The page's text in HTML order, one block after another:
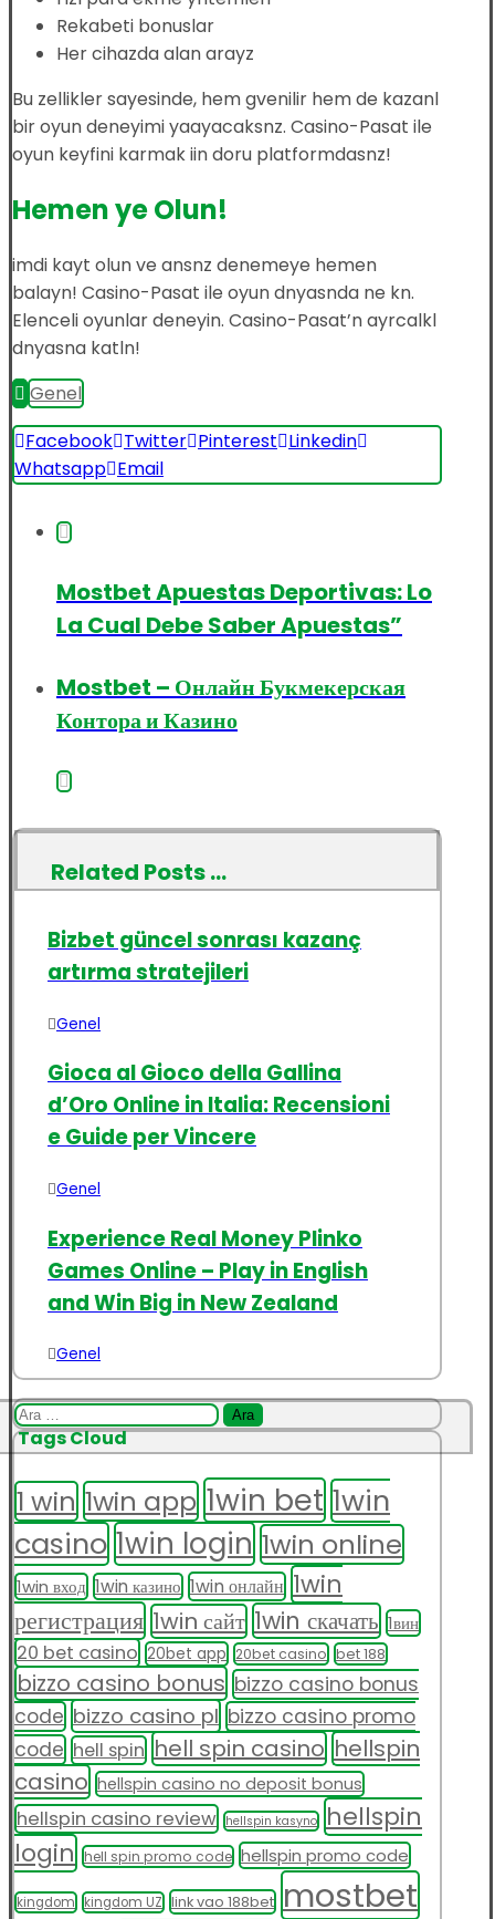
Rekabeti bonuslar
Her cihazda alan arayz
Bu zellikler sayesinde, hem gvenilir hem de kazanl
bir oyun deneyimi yaayacaksnz. Casino-Pasat ile
oyun keyfini karmak iin doru platformdasnz!
Hemen ye Olun!
imdi kayt olun ve ansnz denemeye hemen
balayn! Casino-Pasat ile oyun dnyasnda ne kn.
Elenceli oyunlar deneyin. Casino-Pasat’n ayrcalkl
dnyasna katln!
Genel
Facebook Twitter Pinterest Linkedin
Whatsapp Email
Mostbet Apuestas Deportivas: Lo
La Cual Debe Saber Apuestas”
Mostbet – Онлайн Букмекерская
Контора и Казино
Related Posts ...
Bizbet güncel sonrası kazanç
artırma stratejileri
Genel
Gioca al Gioco della Gallina
d’Oro Online in Italia: Recensioni
e Guide per Vincere
Genel
Experience Real Money Plinko
Games Online – Play in English
and Win Big in New Zealand
Genel
Arama:
Tags Cloud
1 win 1win app 1win bet 1win
casino 1win login 1win online
1win вход 1win казино 1win онлайн 1win
регистрация 1win сайт 1win скачать 1вин
20 bet casino 20bet app 20bet casino bet 188
bizzo casino bonus bizzo casino bonus
code bizzo casino pl bizzo casino promo
code hell spin hell spin casino hellspin
casino hellspin casino no deposit bonus
hellspin casino review hellspin kasyno
hellspin
login hell spin promo code hellspin promo code
kingdom kingdom UZ link vao 188bet mostbet